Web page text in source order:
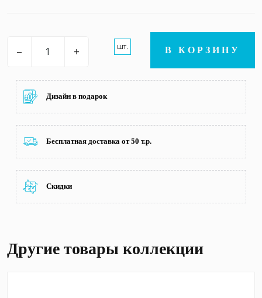
– + шт. В КОРЗИНУ
Дизайн в подарок
Бесплатная доставка от 50 т.р.
Скидки
Другие товары коллекции